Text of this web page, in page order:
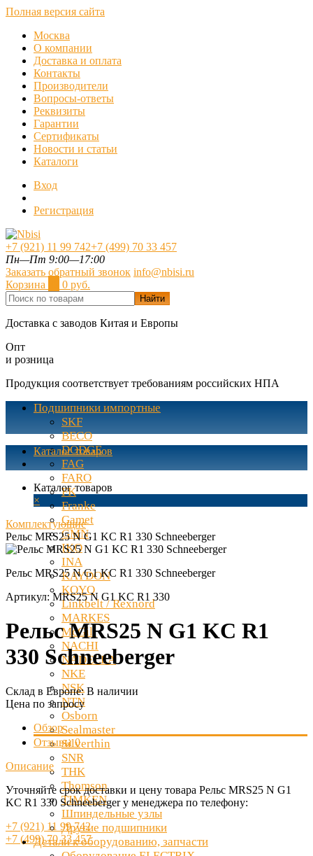
Полная версия сайта
Москва
О компании
Доставка и оплата
Контакты
Производители
Вопросы-ответы
Реквизиты
Гарантии
Сертификаты
Новости и статьи
Каталоги
Вход
Регистрация
+7 (921) 11 99 742+7 (499) 70 33 457
Пн—Пт 9:00—17:00
Заказать обратный звонок info@nbisi.ru
Корзина
0 руб.
Найти
Доставка с заводов Китая и Европы
Опт
и розница
Продукция соответствует требованиям российских НПА
Подшипники импортные
SKF
BECO
DODGE
FAG
FARO
FK
Franke
Gamet
GMN
IKO
INA
KAYDON
KOYO
Linkbelt / Rexnord
MARKES
McGill
NACHI
NADELLA
NKE
NSK
NTN
Osborn
Sealmaster
Silverthin
SNR
THK
Thomson
TIMKEN
Шпиндельные узлы
Другие подшипники
Детали к оборудованию, запчасти
Каталог товаров
Каталог товаров
×
Комплектующие
Рельс MRS25 N G1 KC R1 330 Schneeberger
Рельс MRS25 N G1 KC R1 330 Schneeberger
Артикул:MRS25 N G1 KC R1 330
Рельс MRS25 N G1 KC R1
330 Schneeberger
Склад в Европе:В наличии
Цена по запросу
Обзор
Отзывы0
Описание
Уточняйте срок доставки и цену товара Рельс MRS25 N G1
KC R1 330 Schneeberger у менеджера по телефону:
+7 (921) 11 99 742
+7 (499) 70 33 457